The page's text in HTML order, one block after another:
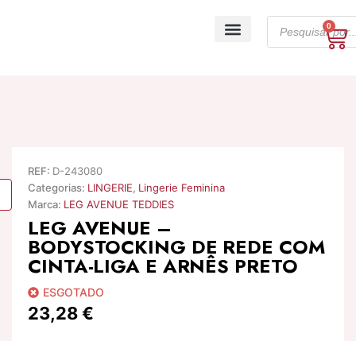
search
0
REF: D-243080
Categorias: LINGERIE, Lingerie Feminina
Marca: LEG AVENUE TEDDIES
LEG AVENUE –
BODYSTOCKING DE REDE COM
CINTA-LIGA E ARNÊS PRETO
ESGOTADO
23,28€